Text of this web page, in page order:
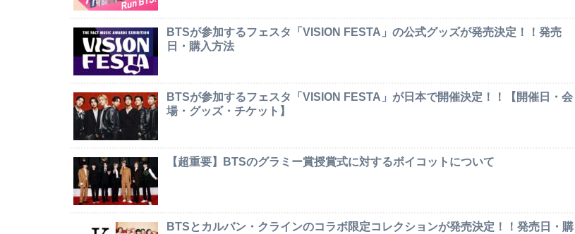
BTSが参加するフェスタ「VISION FESTA」の公式グッズが発売決定！！発売
日・購入方法
BTSが参加するフェスタ「VISION FESTA」が日本で開催決定！！【開催日・会
場・グッズ・チケット】
【超重要】BTSのグラミー賞授賞式に対するボイコットについて
BTSとカルバン・クラインのコラボ限定コレクションが発売決定！！発売日・購